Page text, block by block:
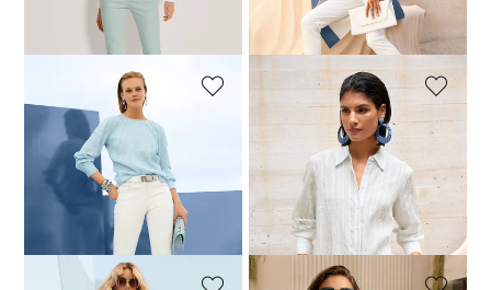
Laagste prijs van de afgelopen 30
dagen**: 209,95 € (-28%)
MADELEINE
Slim fit five-pocket jeans
69,95 €
139,95 €
Laagste prijs van de afgelopen 30
dagen**: 119,95 €
(-41%)
Blouse
79,95 €
149,95 €